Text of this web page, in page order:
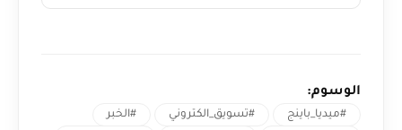
الوسوم:
#ميديا_باينج #تسويق_الكتروني
#الخبر